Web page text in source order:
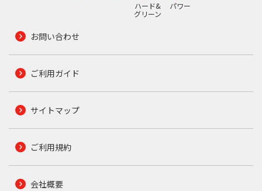
ハード&
グリーン
パワー
お問い合わせ
ご利用ガイド
サイトマップ
ご利用規約
会社概要